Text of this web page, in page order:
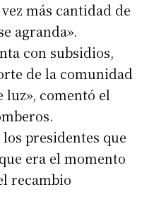
más cantidad de
agranda».
con subsidios,
de la comunidad
luz», comentó el
presidentes que
era el momento
recambio